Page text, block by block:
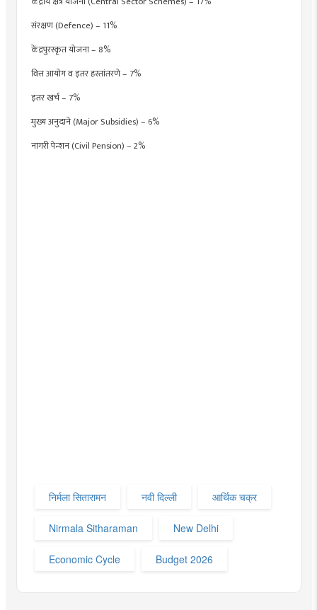
संरक्षण (Defence) – 11%
केंद्रपुरस्कृत योजना – 8%
वित्त आयोग व इतर हस्तांतरणे – 7%
इतर खर्च – 7%
मुख्य अनुदाने (Major Subsidies) – 6%
नागरी पेन्शन (Civil Pension) – 2%
निर्मला सितारामन नवी दिल्ली आर्थिक चक्र
Nirmala Sitharaman New Delhi
Economic Cycle Budget 2026